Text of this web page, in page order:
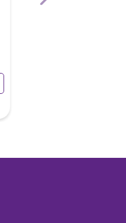
Carolina Herrera 212